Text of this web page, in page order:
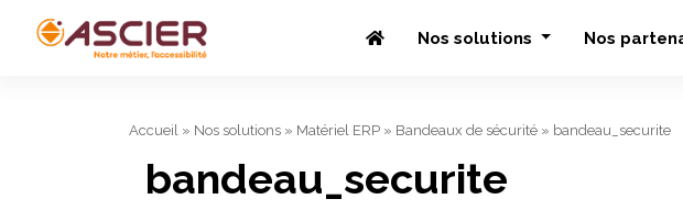
Nos solutions Nos
Accueil » Nos solutions » Matériel ERP » Bandeaux de sécurité » bandeau_securite
bandeau_securite